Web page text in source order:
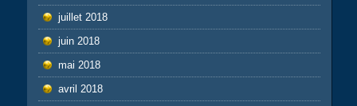
juillet 2018
juin 2018
mai 2018
avril 2018